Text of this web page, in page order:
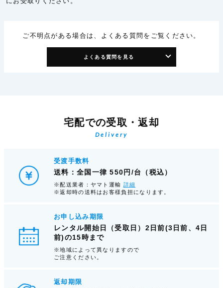
ご不明点がある場合は、よくある質問をご覧ください。
よくある質問を見る
宅配での受取・返却
Delivery
受渡手数料
送料：全国一律 550円/台（税込）
※配送業者：ヤマト運輸 詳細
※返却時の送料はお客様負担になります。
お申し込み期限
レンタル開始日（受取日）2日前(3日前、4日
前)の15時まで
※地域によって異なりますので
ご注意ください。
返却期限